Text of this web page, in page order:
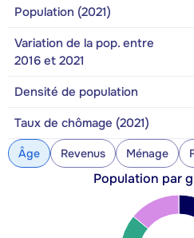
Population (2021)
Variation de la pop. entre
2016 et 2021
Densité de population
Taux de chômage (2021)
Âge Revenus Ménage
Population par